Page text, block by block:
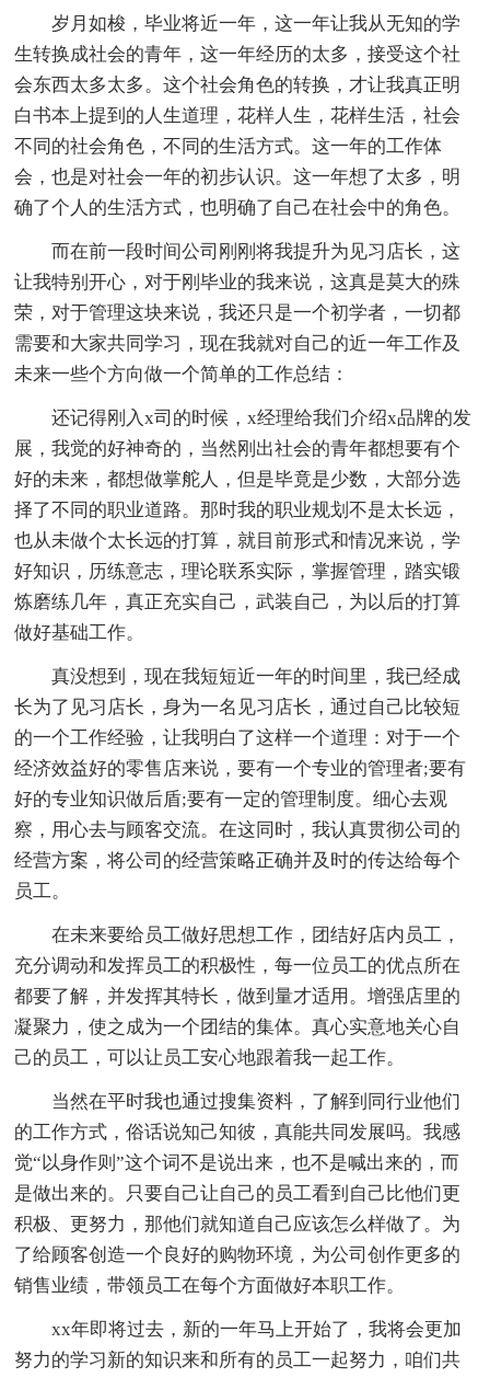
岁月如梭，毕业将近一年，这一年让我从无知的学
生转换成社会的青年，这一年经历的太多，接受这个社
会东西太多太多。这个社会角色的转换，才让我真正明
白书本上提到的人生道理，花样人生，花样生活，社会
不同的社会角色，不同的生活方式。这一年的工作体
会，也是对社会一年的初步认识。这一年想了太多，明
确了个人的生活方式，也明确了自己在社会中的角色。
而在前一段时间公司刚刚将我提升为见习店长，这
让我特别开心，对于刚毕业的我来说，这真是莫大的殊
荣，对于管理这块来说，我还只是一个初学者，一切都
需要和大家共同学习，现在我就对自己的近一年工作及
未来一些个方向做一个简单的工作总结：
还记得刚入x司的时候，x经理给我们介绍x品牌的发
展，我觉的好神奇的，当然刚出社会的青年都想要有个
好的未来，都想做掌舵人，但是毕竟是少数，大部分选
择了不同的职业道路。那时我的职业规划不是太长远，
也从未做个太长远的打算，就目前形式和情况来说，学
好知识，历练意志，理论联系实际，掌握管理，踏实锻
炼磨练几年，真正充实自己，武装自己，为以后的打算
做好基础工作。
真没想到，现在我短短近一年的时间里，我已经成
长为了见习店长，身为一名见习店长，通过自己比较短
的一个工作经验，让我明白了这样一个道理：对于一个
经济效益好的零售店来说，要有一个专业的管理者;要有
好的专业知识做后盾;要有一定的管理制度。细心去观
察，用心去与顾客交流。在这同时，我认真贯彻公司的
经营方案，将公司的经营策略正确并及时的传达给每个
员工。
在未来要给员工做好思想工作，团结好店内员工，
充分调动和发挥员工的积极性，每一位员工的优点所在
都要了解，并发挥其特长，做到量才适用。增强店里的
凝聚力，使之成为一个团结的集体。真心实意地关心自
己的员工，可以让员工安心地跟着我一起工作。
当然在平时我也通过搜集资料，了解到同行业他们
的工作方式，俗话说知己知彼，真能共同发展吗。我感
觉“以身作则”这个词不是说出来，也不是喊出来的，而
是做出来的。只要自己让自己的员工看到自己比他们更
积极、更努力，那他们就知道自己应该怎么样做了。为
了给顾客创造一个良好的购物环境，为公司创作更多的
销售业绩，带领员工在每个方面做好本职工作。
xx年即将过去，新的一年马上开始了，我将会更加
努力的学习新的知识来和所有的员工一起努力，咱们共